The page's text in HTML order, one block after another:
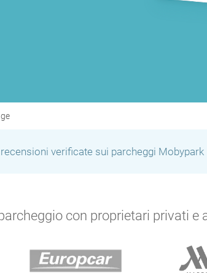
verificate sui parcheggi Mobypark
con proprietari privati e
P PP